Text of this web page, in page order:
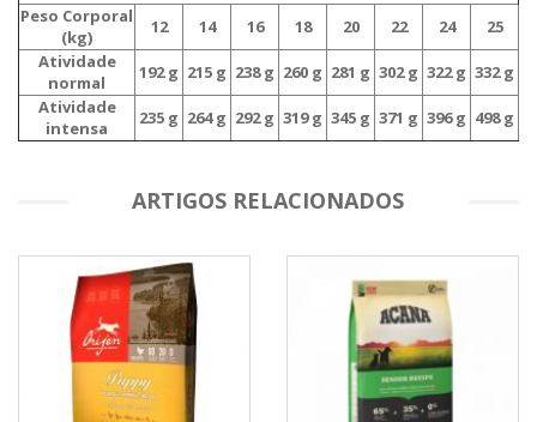
Peso Corporal
(kg)
12 14 16 18 20 22 24
25
Atividade
normal
192 g 215 g 238 g 260 g 281 g 302 g 322 g 332 g
Atividade
intensa
235 g 264 g 292 g 319 g 345 g 371 g 396 g 498 g
ARTIGOS RELACIONADOS